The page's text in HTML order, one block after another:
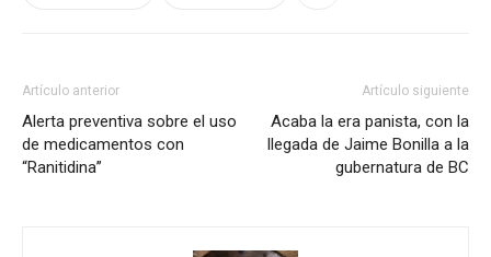
Artículo anterior
Alerta preventiva sobre el uso
de medicamentos con
“Ranitidina’’
Artículo siguiente
Acaba la era panista, con la
llegada de Jaime Bonilla a la
gubernatura de BC